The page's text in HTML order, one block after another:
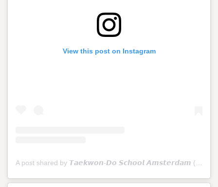
View this post on Instagram
A post shared by 𝙏𝙖𝙚𝙠𝙬𝙤𝙣-𝘿𝙤 𝙎𝙘𝙝𝙤𝙤𝙡 𝘼𝙢𝙨𝙩𝙚𝙧𝙙𝙖𝙢 (@tkdschoolamsterdam)